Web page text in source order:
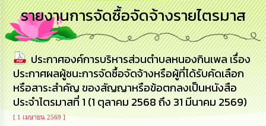
การ
บริหาร
งาน
การ
ส่ง
เสริม
ความ
โปร่งใส
รายงานการจัดซื้อจัดจ้างรายไตรมาส
ประกาศองค์การบริหารส่วนตำบลหนองกินเพล เรื่อง
ประกาศผลผู้ชนะการจัดซื้อจัดจ้างหรือผู้ที่ได้รับคัดเลือก
หรือสาระสำคัญ ของสัญญาหรือข้อตกลงเป็นหนังสือ
ประจำไตรมาสที่ 1 (1 ตุลาคม 2568 ถึง 31 มีนาคม 2569)
[ 1 เมษายน 2569 ]